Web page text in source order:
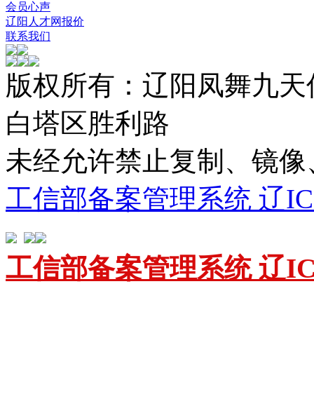
会员心声
辽阳人才网报价
联系我们
版权所有：辽阳凤舞九
白塔区胜利路
未经允许禁止复制、镜
工信部备案管理系统 辽
工信部备案管理系统 辽